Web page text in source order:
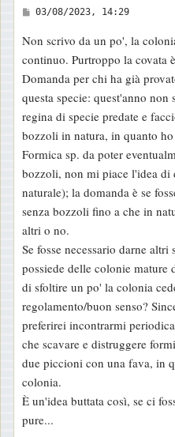
M
s
s
a
g
g
i
o
03/08/2023, 14:29
Non scrivo da un po', la
continuo. Purtroppo la covata
Domanda per chi ha già
questa specie: quest'anno
regina di specie predate e
bozzoli in natura, in quanto
Formica sp. da poter
bozzoli, non mi piace l'idea di
naturale); la domanda è se
senza bozzoli fino a che in
altri o no.
Se fosse necessario darne
possiede delle colonie mature
di sfoltire un po' la colonia
regolamento/buon senso?
preferirei incontrarmi
che scavare e distruggere
due piccioni con una fava, in
colonia.
È un'idea buttata così, se ci
pure...